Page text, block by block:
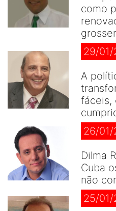
como
29/01/
A
fáceis,
26/01/
Dilma
Cuba
não
25/01/